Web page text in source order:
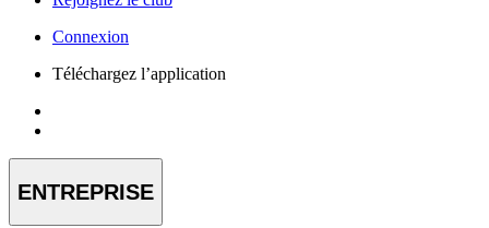
Connexion
Téléchargez l’application
ENTREPRISE